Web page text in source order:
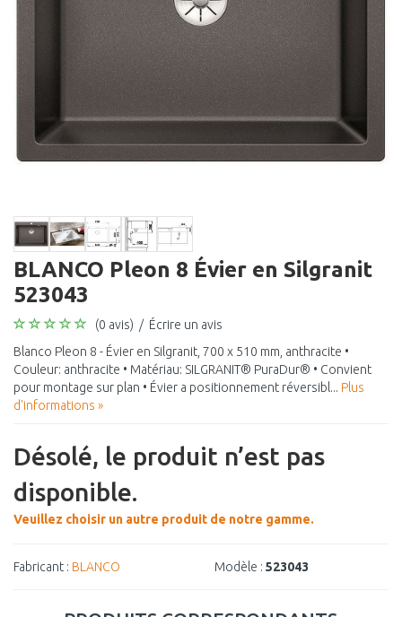
BLANCO Pleon 8 Évier en Silgranit
523043
(0 avis) / Écrire un avis
Blanco Pleon 8 - Évier en Silgranit, 700 x 510 mm, anthracite •
Couleur: anthracite • Matériau: SILGRANIT® PuraDur® • Convient
pour montage sur plan • Évier a positionnement réversibl... Plus
d'informations »
Désolé, le produit n’est pas
disponible.
Veuillez choisir un autre produit de notre gamme.
Fabricant : BLANCO Modèle : 523043